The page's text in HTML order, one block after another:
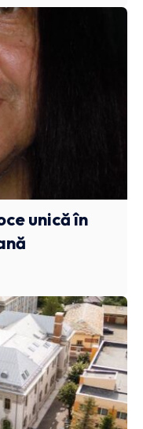
unică în